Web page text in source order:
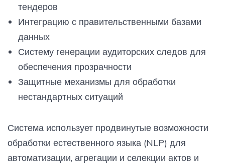
тендеров
Интеграцию с правительственными базами
данных
Систему генерации аудиторских следов для
обеспечения прозрачности
Защитные механизмы для обработки
нестандартных ситуаций
Система использует продвинутые возможности
обработки естественного языка (NLP) для
автоматизации, агрегации и селекции актов и